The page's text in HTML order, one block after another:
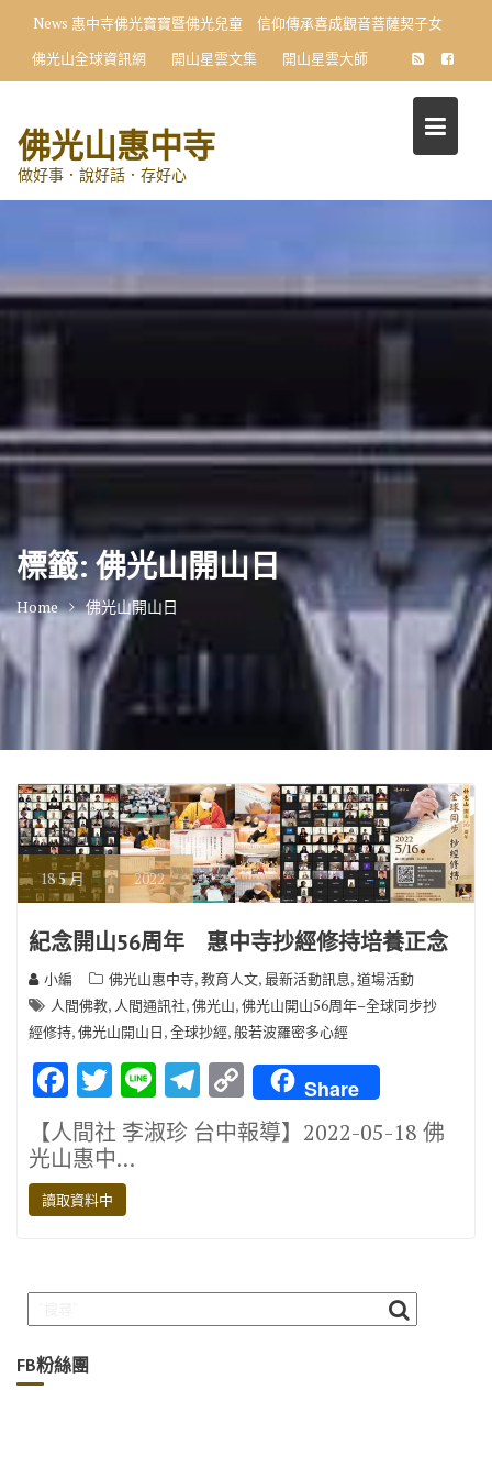
content
News 惠中寺佛光寶寶暨佛光兒童 信仰傳承喜成觀音菩薩契子女
佛光山全球資訊網
開山星雲文集 開山星雲大師
佛光山惠中寺
做好事．說好話．存好心
標籤:佛光山開山日
Home 佛光山開山日
185 月 2022
紀念開山56周年 惠中寺抄經修持培養正念
小編 佛光山惠中寺,教育人文,最新活動訊息,道場活動
人間佛教, 人間通訊社,佛光山,佛光山開山56周年–全球同步抄
經修持,佛光山開山日,全球抄經,般若波羅密多心經
F
ac
e
b
o
k
T
w
it
te
r
Li
n
e
T
el
e
C
o
p
k
Share
【人間社 李淑珍 台中報導】2022-05-18 佛
光山惠中…
讀取資料中
FB粉絲團